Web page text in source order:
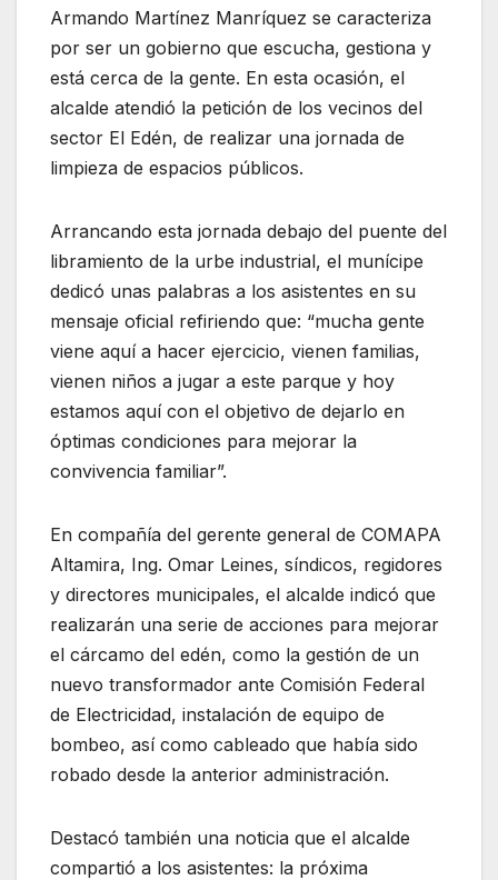
Armando Martínez Manríquez se caracteriza
por ser un gobierno que escucha, gestiona y
está cerca de la gente. En esta ocasión, el
alcalde atendió la petición de los vecinos del
sector El Edén, de realizar una jornada de
limpieza de espacios públicos.
Arrancando esta jornada debajo del puente del
libramiento de la urbe industrial, el munícipe
dedicó unas palabras a los asistentes en su
mensaje oficial refiriendo que: “mucha gente
viene aquí a hacer ejercicio, vienen familias,
vienen niños a jugar a este parque y hoy
estamos aquí con el objetivo de dejarlo en
óptimas condiciones para mejorar la
convivencia familiar”.
En compañía del gerente general de COMAPA
Altamira, Ing. Omar Leines, síndicos, regidores
y directores municipales, el alcalde indicó que
realizarán una serie de acciones para mejorar
el cárcamo del edén, como la gestión de un
nuevo transformador ante Comisión Federal
de Electricidad, instalación de equipo de
bombeo, así como cableado que había sido
robado desde la anterior administración.
Destacó también una noticia que el alcalde
compartió a los asistentes: la próxima